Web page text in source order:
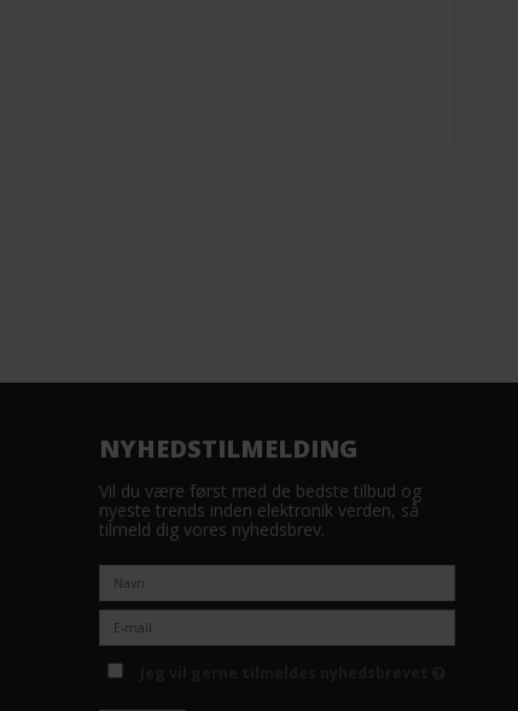
NYHEDSTILMELDING
Vil du være først med de bedste tilbud og
nyeste trends inden elektronik verden, så
tilmeld dig vores nyhedsbrev.